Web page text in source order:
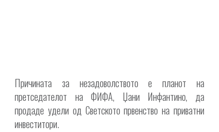
Причината за незадоволството е планот на
претседателот на ФИФА, Џани Инфантино, да
продаде удели од Светското првенство на приватни
инвеститори.